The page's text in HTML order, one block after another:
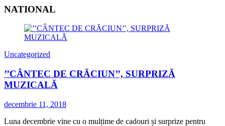
NATIONAL
Uncategorized
’’CÂNTEC DE CRĂCIUN’’, SURPRIZĂ
MUZICALĂ
decembrie 11, 2018
Luna decembrie vine cu o mulțime de cadouri și surprize pentru